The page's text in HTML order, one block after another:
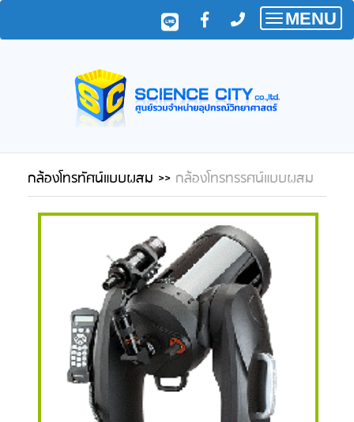
Toggle
MENU
กล้องโทรทัศน์แบบผสม >> กล้องโทรทรรศน์แบบผสม